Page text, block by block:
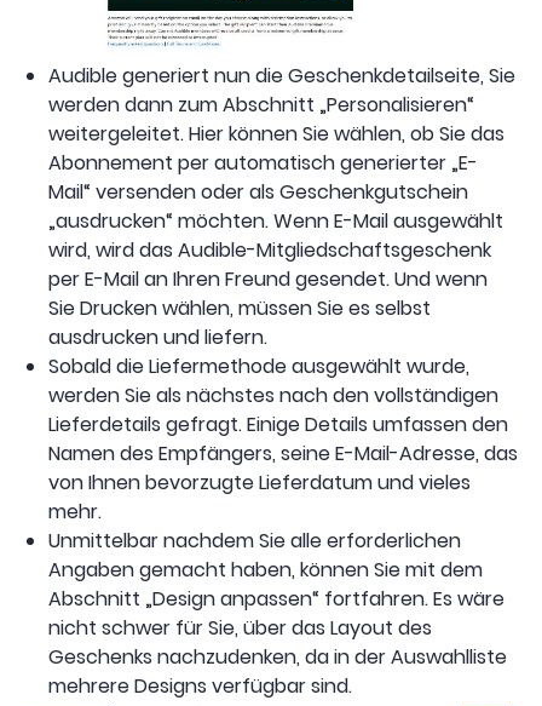
Audible generiert nun die Geschenkdetailseite, Sie
werden dann zum Abschnitt „Personalisieren“
weitergeleitet. Hier können Sie wählen, ob Sie das
Abonnement per automatisch generierter „E-
Mail“ versenden oder als Geschenkgutschein
„ausdrucken“ möchten. Wenn E-Mail ausgewählt
wird, wird das Audible-Mitgliedschaftsgeschenk
per E-Mail an Ihren Freund gesendet. Und wenn
Sie Drucken wählen, müssen Sie es selbst
ausdrucken und liefern.
Sobald die Liefermethode ausgewählt wurde,
werden Sie als nächstes nach den vollständigen
Lieferdetails gefragt. Einige Details umfassen den
Namen des Empfängers, seine E-Mail-Adresse, das
von Ihnen bevorzugte Lieferdatum und vieles
mehr.
Unmittelbar nachdem Sie alle erforderlichen
Angaben gemacht haben, können Sie mit dem
Abschnitt „Design anpassen“ fortfahren. Es wäre
nicht schwer für Sie, über das Layout des
Geschenks nachzudenken, da in der Auswahlliste
mehrere Designs verfügbar sind.